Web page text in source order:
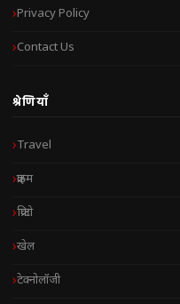
Privacy Policy
Contact Us
श्रेणियाँ
Travel
क्राइम
क्रिप्टो
खेल
टेक्नोलॉजी